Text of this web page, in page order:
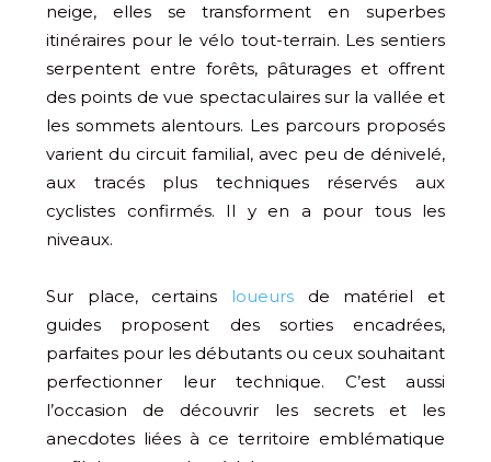
neige, elles se transforment en superbes
itinéraires pour le vélo tout-terrain. Les sentiers
serpentent entre forêts, pâturages et offrent
des points de vue spectaculaires sur la vallée et
les sommets alentours. Les parcours proposés
varient du circuit familial, avec peu de dénivelé,
aux tracés plus techniques réservés aux
cyclistes confirmés. Il y en a pour tous les
niveaux.
Sur place, certains loueurs de matériel et
guides proposent des sorties encadrées,
parfaites pour les débutants ou ceux souhaitant
perfectionner leur technique. C’est aussi
l’occasion de découvrir les secrets et les
anecdotes liées à ce territoire emblématique